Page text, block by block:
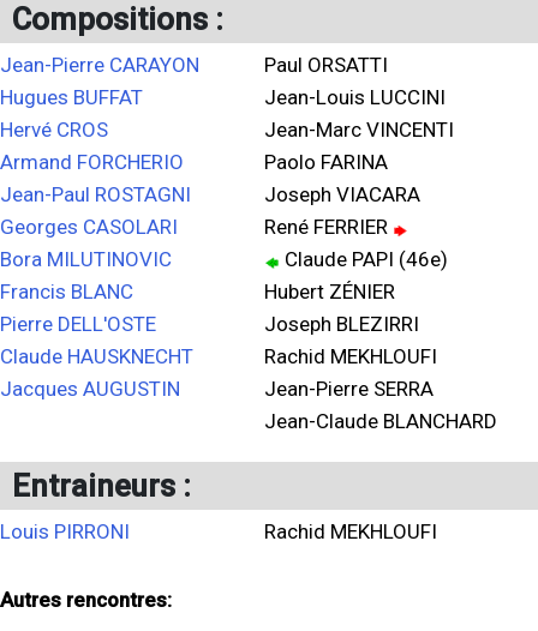
Compositions :
Jean-Pierre CARAYON
Hugues BUFFAT
Hervé CROS
Armand FORCHERIO
Jean-Paul ROSTAGNI
Georges CASOLARI
Bora MILUTINOVIC
Francis BLANC
Pierre DELL'OSTE
Claude HAUSKNECHT
Jacques AUGUSTIN
Paul ORSATTI
Jean-Louis LUCCINI
Jean-Marc VINCENTI
Paolo FARINA
Joseph VIACARA
René FERRIER
Claude PAPI (46e)
Hubert ZÉNIER
Joseph BLEZIRRI
Rachid MEKHLOUFI
Jean-Pierre SERRA
Jean-Claude BLANCHARD
Entraineurs :
Louis PIRRONI Rachid MEKHLOUFI
Autres rencontres: